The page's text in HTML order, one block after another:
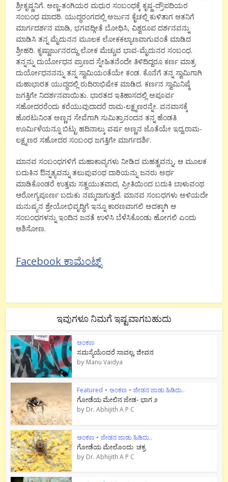
ಶ್ರೀಕೃಷ್ಣನಿಗೆ. ಅಣ್ಣ-ತಂಗಿಯರ ಮಧುರ ಸಂಬಂಧಕ್ಕೆ ಕೃಷ್ಣ-ದ್ರೌಪದಿಯರ
ಸಂಬಂಧ ಮಾದರಿ. ಯುದ್ಧರಂಗದಲ್ಲಿ ಅರ್ಜುನ ಕೈಚಲ್ಲಿ ಕುಳಿತಾಗ ಆತನಿಗೆ
ಮಾರ್ಗದರ್ಶನ ಮಾಡಿ, ಭಗವದ್ಗೀತೆ ಬೋಧಿಸಿ, ವಿಶ್ವರೂಪ ದರ್ಶನವನ್ನು
ಮಾಡಿಸಿ ತನ್ನ ಮೈದುನನ ಮೂಲಕ ಲೋಕಕಲ್ಯಾಣವಾಗುವಂತೆ ಮಾಡಿದ
ಶ್ರೀಹರಿ. ಕೃಷ್ಣಾರ್ಜುನರದ್ದು ಲೋಕ ಮೆಚ್ಚುವ ಭಾವ-ಮೈದುನರ ಸಂಬಂಧ.
ತನ್ನನ್ನು ದುರ್ಯೋಧನ ಪ್ರಾಣದ ಸ್ನೇಹಿತನೆಂದೇ ತಿಳಿದಿದ್ದರೂ ಕರ್ಣ ಮಾತ್ರ
ದುರ್ಯೋಧನನನ್ನು ತನ್ನ ಸ್ವಾಮಿಯಂತೆಯೇ ಕಂಡ. ಕೊನೆಗೆ ತನ್ನ ಸ್ವಾಮಿಗಾಗಿ
ಮಹಾಭಾರತ ಯುದ್ಧದಲ್ಲಿ ರುದಿರಾಭಿಷೇಕ ಮಾಡಿದ. ಕರ್ಣನ ಸ್ವಾಮಿನಿಷ್ಠೆ
ಜಗತ್ತಿಗೇ ನಿದರ್ಶನವಾಯಿತು. ಭಾರತದ ಇತಿಹಾಸದಲ್ಲಿ ಅಪೂರ್ವ
ಸಹೋದರರೆಂದು ಕರೆಯುವುದಾದರೆ ರಾಮ-ಲಕ್ಷ್ಮಣರನ್ನೇ. ವನವಾಸಕ್ಕೆ
ಹೊರಟುನಿಂತ ಅಣ್ಣನ ಸೇವೆಗಾಗಿ ಸುಮಿತ್ರಾನಂದನ ತನ್ನ ಹೆಂಡತಿ
ಊರ್ಮಿಳೆಯನ್ನೂ ಬಿಟ್ಟು ಹದಿನಾಲ್ಕು ವರ್ಷ ಅಣ್ಣನ ಜೊತೆಯೇ ಇದ್ದ.ರಾಮ-
ಲಕ್ಷ್ಮಣರ ಸಹೋದರ ಸಂಬಂಧ ಜಗತ್ತಿಗೇ ಮಾರ್ಗದರ್ಶಿ.
ಮಾನವ ಸಂಬಂಧಗಳಿಗೆ ಮಹಾಕಾವ್ಯಗಳು ನೀಡಿದ ಮಹತ್ವವನ್ನು, ಆ ಮೂಲಕ
ಬದುಕಿನ ಔನ್ನತ್ಯವನ್ನು ತಲುಪುವಂಥ ದಾರಿಯನ್ನು ಜನರು ಅರ್ಥ
ಮಾಡಿಕೊಂಡರೆ ಉತ್ತಮ ಸತ್ವಯುತವಾದ, ಪ್ರೀತಿಯಿಂದ ಬದುಕಿ ಬಾಳುವಂಥ
ಆರೋಗ್ಯಪೂರ್ಣ ಬದುಕು ನಮ್ಮದಾಗುತ್ತದೆ. ಮಾನವ ಸಂಬಧಗಳು ಅಳಿಯದೇ
ಮನುಷ್ಯನ ಶ್ರೇಯೋಭಿವೃದ್ಧಿಗೆ ಇನ್ನೂ ಕಾರಣವಾಗಲಿ ಅದಕ್ಕಾಗಿ ಆ
ಸಂಬಂಧಗಳನ್ನು ಇಂದಿನ ಜನತೆ ಉಳಿಸಿ ಬೆಳೆಸಿಕೊಂಡು ಹೋಗಲಿ ಎಂದು
ಆಶಿಸೋಣ.
Facebook ಕಾಮೆಂಟ್ಸ್
ಇವುಗಳೂ ನಿಮಗೆ ಇಷ್ಟವಾಗಬಹುದು
ಅಂಕಣ
ಸಮಸ್ಯೆಯೆಂದರೆ ಸಾವಲ್ಲ, ಜೀವನ
by Manu Vaidya
Featured • ಅಂಕಣ • ಜೇಡನ ಜಾಡು ಹಿಡಿದು..
ಗೋಡೆಯ ಮೇಲಿನ ಜೇಡ- ಭಾಗ ೨
by Dr. Abhijith A P C
ಅಂಕಣ • ಜೇಡನ ಜಾಡು ಹಿಡಿದು..
ಗೋಡೆಯ ಮೇಲೊಂದು ಚಕ್ರ
by Dr. Abhijith A P C